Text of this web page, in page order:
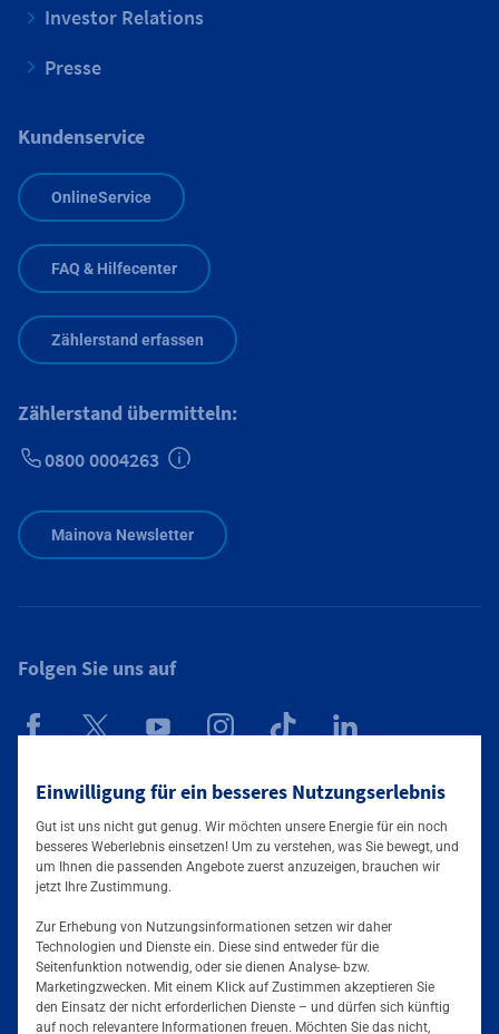
Einwilligung für ein besseres Nutzungserlebnis
Gut ist uns nicht gut genug. Wir möchten unsere Energie für ein noch
besseres Weberlebnis einsetzen! Um zu verstehen, was Sie bewegt, und
um Ihnen die passenden Angebote zuerst anzuzeigen, brauchen wir
jetzt Ihre Zustimmung.
Zur Erhebung von Nutzungsinformationen setzen wir daher
Technologien und Dienste ein. Diese sind entweder für die
Seitenfunktion notwendig, oder sie dienen Analyse- bzw.
Marketingzwecken. Mit einem Klick auf Zustimmen akzeptieren Sie
den Einsatz der nicht erforderlichen Dienste – und dürfen sich künftig
auf noch relevantere Informationen freuen. Möchten Sie das nicht,
Investor Relations
Presse
Kundenservice
OnlineService
FAQ & Hilfecenter
Zählerstand erfassen
Zählerstand übermitteln:
0800 0004263
Mainova Newsletter
Folgen Sie uns auf
Mainova App
Tarife & Angebote
Strom für Zuhause